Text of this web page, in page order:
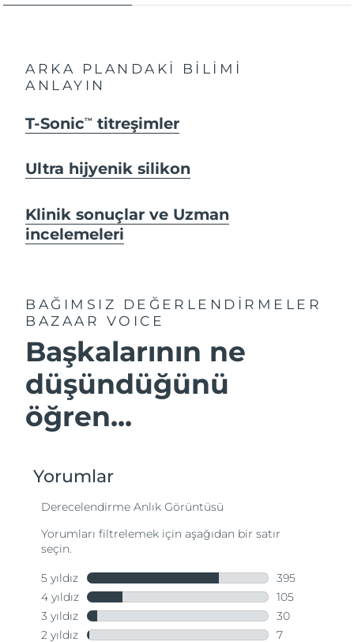
ARKA PLANDAKİ BİLİMİ
ANLAYIN
T-SonicTM titreşimler
Ultra hijyenik silikon
Klinik sonuçlar ve Uzman
incelemeleri
BAĞIMSIZ DEĞERLENDİRMELER
BAZAAR VOICE
Başkalarının ne
düşündüğünü
öğren...